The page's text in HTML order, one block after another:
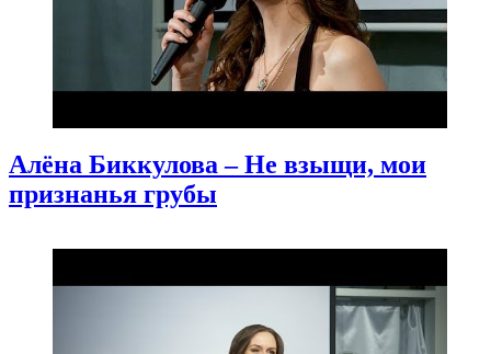
Алёна Биккулова – Не взыщи, мои
признанья грубы